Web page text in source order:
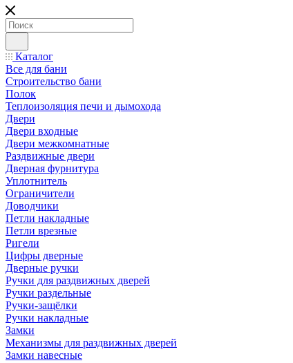
Каталог
Все для бани
Строительство бани
Полок
Теплоизоляция печи и дымохода
Двери
Двери входные
Двери межкомнатные
Раздвижные двери
Дверная фурнитура
Уплотнитель
Ограничители
Доводчики
Петли накладные
Петли врезные
Ригели
Цифры дверные
Дверные ручки
Ручки для раздвижных дверей
Ручки раздельные
Ручки-защёлки
Ручки накладные
Замки
Механизмы для раздвижных дверей
Замки навесные